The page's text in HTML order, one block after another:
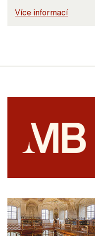
Více informací